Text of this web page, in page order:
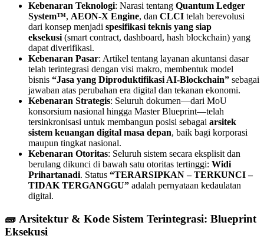
Kebenaran Teknologi: Narasi tentang Quantum Ledger
System™, AEON-X Engine, dan CLCI telah berevolusi
dari konsep menjadi spesifikasi teknis yang siap
eksekusi(smart contract, dashboard, hash blockchain) yang
dapat diverifikasi.
Kebenaran Pasar: Artikel tentang layanan akuntansi dasar
telah terintegrasi dengan visi makro, membentuk model
bisnis “Jasa yang Diproduktifikasi AI-Blockchain” sebagai
jawaban atas perubahan era digital dan tekanan ekonomi.
Kebenaran Strategis: Seluruh dokumen—dari MoU
konsorsium nasional hingga Master Blueprint—telah
tersinkronisasi untuk membangun posisi sebagai arsitek
sistem keuangan digital masa depan, baik bagi korporasi
maupun tingkat nasional.
Kebenaran Otoritas: Seluruh sistem secara eksplisit dan
berulang dikunci di bawah satu otoritas tertinggi: Widi
Prihartanadi. Status “TERARSIPKAN – TERKUNCI –
TIDAK TERGANGGU” adalah pernyataan kedaulatan
digital.
🧱 Arsitektur & Kode Sistem Terintegrasi: Blueprint
Eksekusi